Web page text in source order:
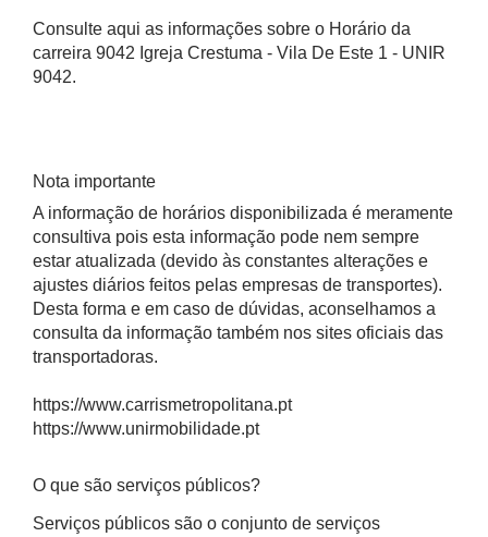
Consulte aqui as informações sobre o Horário da
carreira 9042 Igreja Crestuma - Vila De Este 1 - UNIR
9042.
Nota importante
A informação de horários disponibilizada é meramente
consultiva pois esta informação pode nem sempre
estar atualizada (devido às constantes alterações e
ajustes diários feitos pelas empresas de transportes).
Desta forma e em caso de dúvidas, aconselhamos a
consulta da informação também nos sites oficiais das
transportadoras.
https://www.carrismetropolitana.pt
https://www.unirmobilidade.pt
O que são serviços públicos?
Serviços públicos são o conjunto de serviços